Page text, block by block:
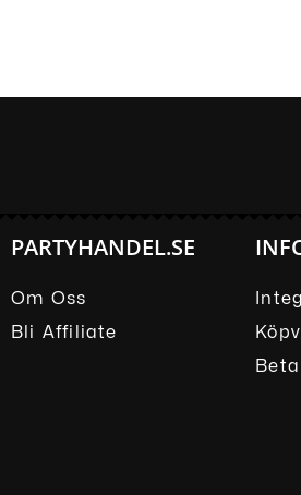
PARTYHANDEL.SE
Om Oss
Bli Affiliate